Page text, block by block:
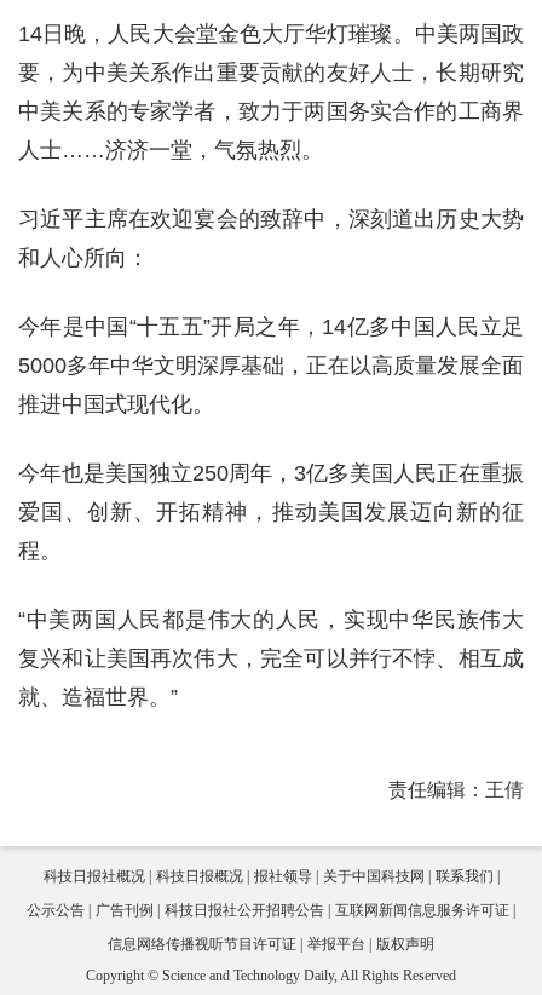
14日晚，人民大会堂金色大厅华灯璀璨。中美两国政
要，为中美关系作出重要贡献的友好人士，长期研究
中美关系的专家学者，致力于两国务实合作的工商界
人士……济济一堂，气氛热烈。
习近平主席在欢迎宴会的致辞中，深刻道出历史大势
和人心所向：
今年是中国“十五五”开局之年，14亿多中国人民立足
5000多年中华文明深厚基础，正在以高质量发展全面
推进中国式现代化。
今年也是美国独立250周年，3亿多美国人民正在重振
爱国、创新、开拓精神，推动美国发展迈向新的征
程。
“中美两国人民都是伟大的人民，实现中华民族伟大
复兴和让美国再次伟大，完全可以并行不悖、相互成
就、造福世界。”
责任编辑：王倩
科技日报社概况 科技日报概况 报社领导 关于中国科技网
联系我们
公示公告
广告刊例 科技日报社公开招聘公告
互联网新闻信息服务许可证
信息网络传播视听节目许可证
举报平台
版权声明
Copyright © Science and Technology Daily, All Rights Reserved